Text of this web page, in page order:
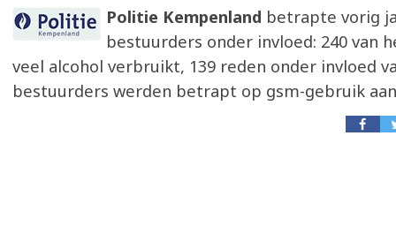
Politie Kempenland betrapte vorig
bestuurders onder invloed: 240 van
veel alcohol verbruikt, 139 reden onder invloed
bestuurders werden betrapt op gsm-gebruik